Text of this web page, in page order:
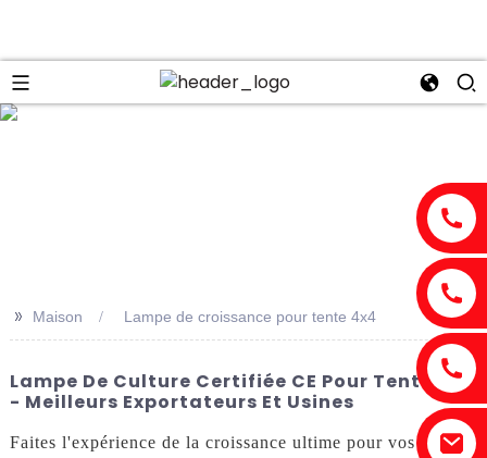
>> Maison Lampe de croissance pour tente 4x4
Lampe De Culture Certifiée CE Pour Tente 4x4
- Meilleurs Exportateurs Et Usines
Faites l'expérience de la croissance ultime pour vos